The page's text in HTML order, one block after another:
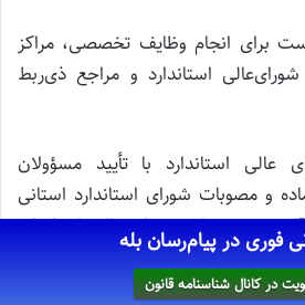
است برای انجام وظایف تخصصی، مراکز
استاندارد و مراجع ذی‌ربط
عالی استاندارد با تأیید مسؤولان
تا (۵) این ماده و مصوبات شورای استاندارد استانی
و مصوبات شورای عالی استاندارد
فوری در پیام‌رسان بله
در کانال شناسنامه قانون